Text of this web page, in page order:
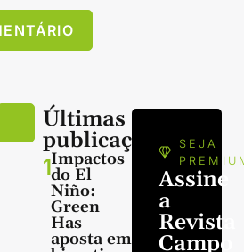
Últimas
publicações
1Impactos
do El
Niño:
Green
Has
aposta em
SEJA
Assine
a
Revista
Campo